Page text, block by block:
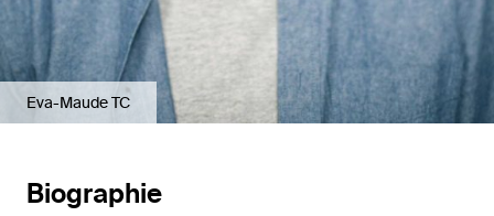
Eva-Maude TC
Biographie